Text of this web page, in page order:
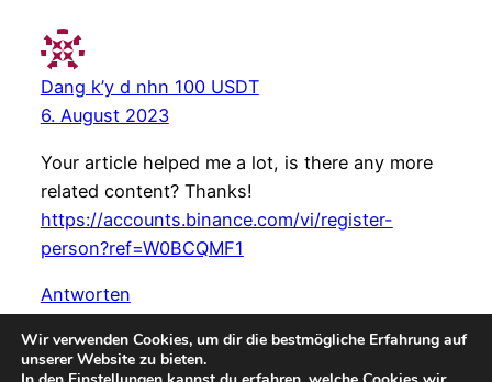
Dang k’y d nhn 100 USDT
6. August 2023
Your article helped me a lot, is there any more
related content? Thanks!
https://accounts.binance.com/vi/register-
person?ref=W0BCQMF1
Antworten
Wir verwenden Cookies, um dir die bestmögliche Erfahrung auf
unserer Website zu bieten.